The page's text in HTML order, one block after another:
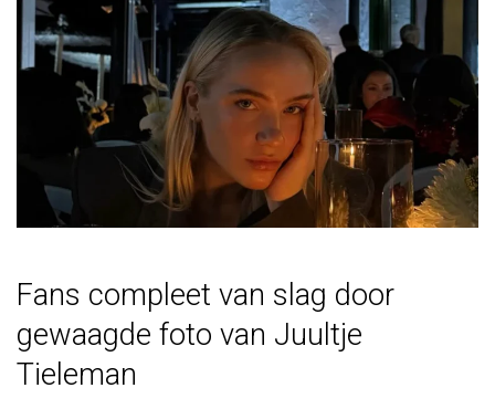
Fans compleet van slag door
gewaagde foto van Juultje
Tieleman